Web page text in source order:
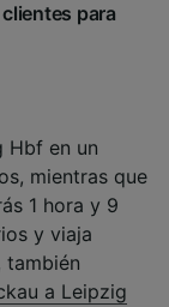
para
Hbf en un
mientras que
1 hora y 9
y viaja
también
a Leipzig